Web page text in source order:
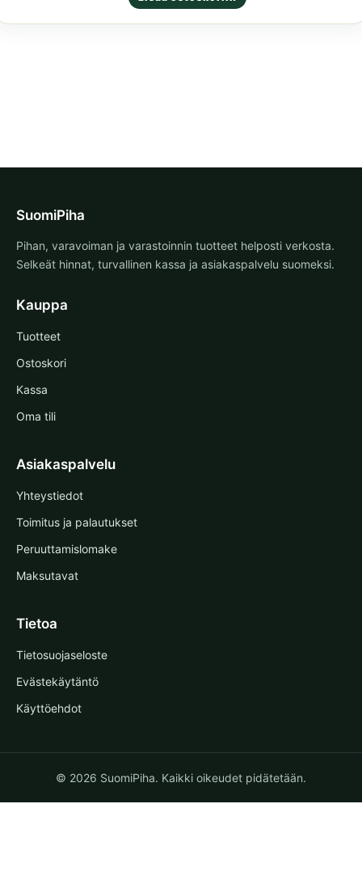
SuomiPiha
Pihan, varavoiman ja varastoinnin tuotteet helposti verkosta.
Selkeät hinnat, turvallinen kassa ja asiakaspalvelu suomeksi.
Kauppa
Tuotteet
Ostoskori
Kassa
Oma tili
Asiakaspalvelu
Yhteystiedot
Toimitus ja palautukset
Peruuttamislomake
Maksutavat
Tietoa
Tietosuojaseloste
Evästekäytäntö
Käyttöehdot
© 2026 SuomiPiha. Kaikki oikeudet pidätetään.